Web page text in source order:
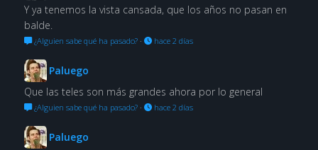
Y ya tenemos la vista cansada, que los años no pasan en
balde.
¿Alguien sabe qué ha pasado?· hace 2 días
Paluego
Que las teles son más grandes ahora por lo general
¿Alguien sabe qué ha pasado?· hace 2 días
Paluego